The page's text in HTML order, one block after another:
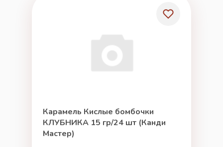
Карамель Кислые бомбочки
КЛУБНИКА 15 гр/24 шт (Канди
Мастер)